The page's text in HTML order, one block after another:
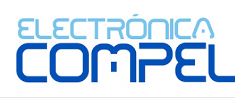
Electrónica COMPEL